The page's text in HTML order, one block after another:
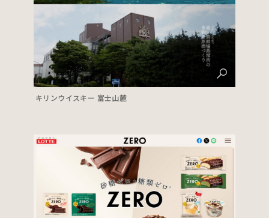
キリンウイスキー 富士山麓